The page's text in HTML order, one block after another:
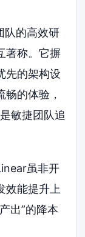
队的高效研
著称。它摒
先的架构设
的体验，
敏捷团队追
虽非开
效能提升上
出”的降本